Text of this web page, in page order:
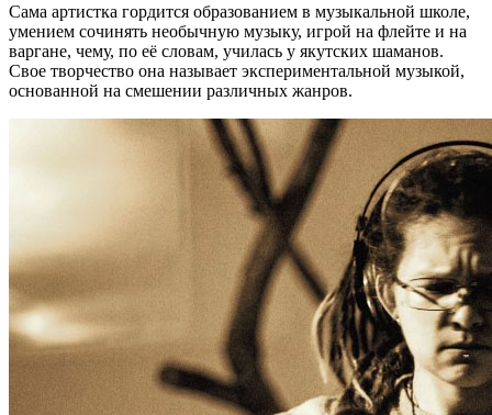
Сама артистка гордится образованием в музыкальной школе,
умением сочинять необычную музыку, игрой на флейте и на
варгане, чему, по её словам, училась у якутских шаманов.
Свое творчество она называет экспериментальной музыкой,
основанной на смешении различных жанров.